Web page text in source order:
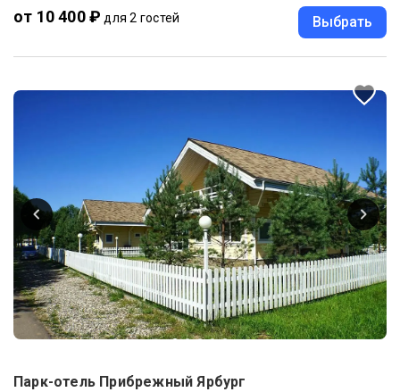
от 10 400 ₽ для 2 гостей Выбрать
Парк-отель Прибрежный Ярбург